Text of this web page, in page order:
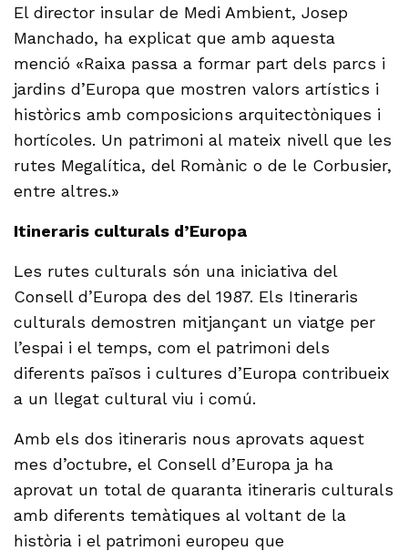
El director insular de Medi Ambient, Josep
Manchado, ha explicat que amb aquesta
menció «Raixa passa a formar part dels parcs i
jardins d’Europa que mostren valors artístics i
històrics amb composicions arquitectòniques i
hortícoles. Un patrimoni al mateix nivell que les
rutes Megalítica, del Romànic o de le Corbusier,
entre altres.»
Itineraris culturals d’Europa
Les rutes culturals són una iniciativa del
Consell d’Europa des del 1987. Els Itineraris
culturals demostren mitjançant un viatge per
l’espai i el temps, com el patrimoni dels
diferents països i cultures d’Europa contribueix
a un llegat cultural viu i comú.
Amb els dos itineraris nous aprovats aquest
mes d’octubre, el Consell d’Europa ja ha
aprovat un total de quaranta itineraris culturals
amb diferents temàtiques al voltant de la
història i el patrimoni europeu que